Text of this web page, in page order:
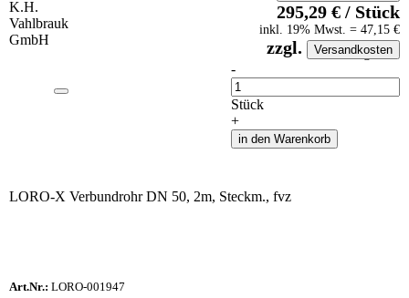
auf Anfrageliste
-
Anzahl
Stück
+
in den Warenkorb
295,29 €/ Stück
inkl. 19% Mwst. = 47,15 €
zzgl. Versandkosten
LORO-X Verbundrohr DN 50, 2m, Steckm., fvz
Art.Nr.: LORO-001947